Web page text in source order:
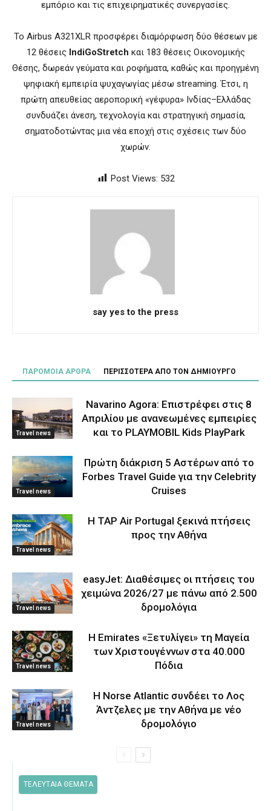
εμπόριο και τις επιχειρηματικές συνεργασίες.
Το Airbus A321XLR προσφέρει διαμόρφωση δύο θέσεων με
12 θέσεις IndiGoStretch και 183 θέσεις Οικονομικής
Θέσης, δωρεάν γεύματα και ροφήματα, καθώς και προηγμένη
ψηφιακή εμπειρία ψυχαγωγίας μέσω streaming. Έτσι, η
πρώτη απευθείας αεροπορική «γέφυρα» Ινδίας–Ελλάδας
συνδυάζει άνεση, τεχνολογία και στρατηγική σημασία,
σηματοδοτώντας μια νέα εποχή στις σχέσεις των δύο
χωρών.
Post Views: 532
say yes to the press
ΠΑΡΟΜΟΙΑ ΑΡΘΡΑ ΠΕΡΙΣΣΟΤΕΡΑ ΑΠΟ ΤΟΝ ΔΗΜΙΟΥΡΓΟ
Travel news
Navarino Agora: Επιστρέφει στις 8
Απριλίου με ανανεωμένες εμπειρίες
και το PLAYMOBIL Kids PlayPark
Travel news
Πρώτη διάκριση 5 Αστέρων από το
Forbes Travel Guide για την Celebrity
Cruises
Travel news
Η TAP Air Portugal ξεκινά πτήσεις
προς την Αθήνα
Travel news
easyJet: Διαθέσιμες οι πτήσεις του
χειμώνα 2026/27 με πάνω από 2.500
δρομολόγια
Travel news
Η Emirates «Ξετυλίγει» τη Μαγεία
των Χριστουγέννων στα 40.000
Πόδια
Travel news
Η Norse Atlantic συνδέει το Λος
Άντζελες με την Αθήνα με νέο
δρομολόγιο
ΤΕΛΕΥΤΑΙΑ ΘΕΜΑΤΑ